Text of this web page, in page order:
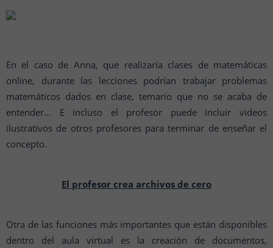
En el caso de Anna, que realizaría clases de matemáticas
online, durante las lecciones podrían trabajar problemas
matemáticos dados en clase, temario que no se acaba de
entender… E incluso el profesor puede incluir videos
ilustrativos de otros profesores para terminar de enseñar el
concepto.
El profesor crea archivos de cero
Otra de las funciones más importantes que están disponibles
dentro del aula virtual es la creación de documentos,